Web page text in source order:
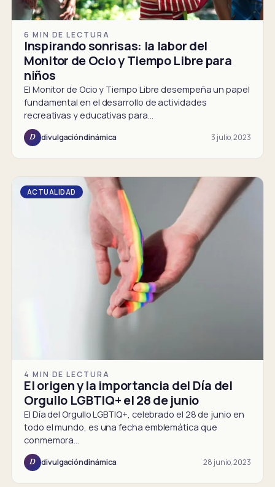
6 MIN DE LECTURA
Inspirando sonrisas: la labor del
Monitor de Ocio y Tiempo Libre para
niños
El Monitor de Ocio y Tiempo Libre desempeña un papel
fundamental en el desarrollo de actividades
recreativas y educativas para…
D divulgacióndinámica 3 julio, 2023
ACTUALIDAD
4 MIN DE LECTURA
El origen y la importancia del Día del
Orgullo LGBTIQ+ el 28 de junio
El Día del Orgullo LGBTIQ+, celebrado el 28 de junio en
todo el mundo, es una fecha emblemática que
conmemora…
D divulgacióndinámica 28 junio, 2023